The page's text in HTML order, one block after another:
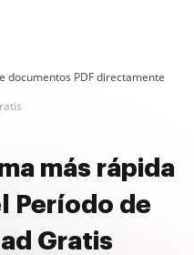
documentos PDF directamente
más rápida
Período de
Gratis